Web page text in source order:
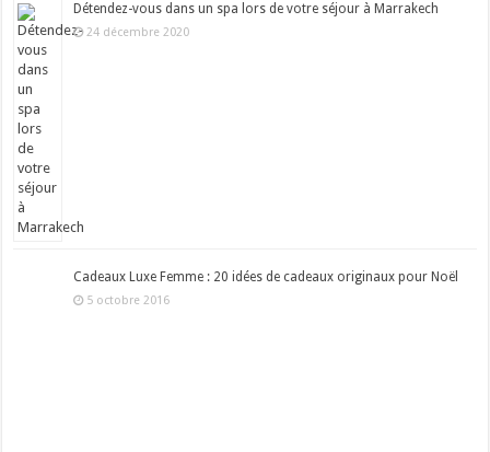
Détendez-vous dans un spa lors de votre séjour à Marrakech
24 décembre 2020
Cadeaux Luxe Femme : 20 idées de cadeaux originaux pour Noël
5 octobre 2016